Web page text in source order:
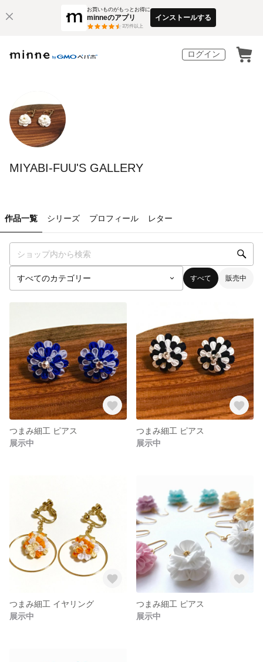
お買いものがもっとお得に
minneのアプリ
3万件以上
インストールする
ログイン
MIYABI-FUU'S GALLERY
作品一覧 シリーズ プロフィール レター
すべて 販売中
つまみ細工 ピアス
展示中
つまみ細工 ピアス
展示中
つまみ細工 イヤリング
展示中
つまみ細工 ピアス
展示中